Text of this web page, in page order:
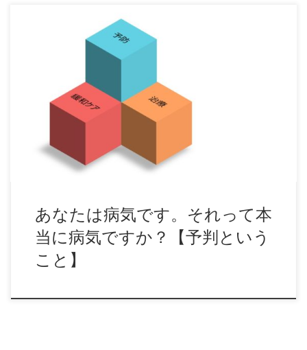
あなたは病気です。それって本当に病気ですか？【予判とい
うこと】 逆流性食道炎などを今、 […]
あなたは病気です。それって本
当に病気ですか？【予判という
こと】